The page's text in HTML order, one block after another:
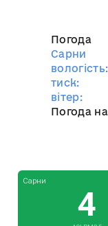
Погода
Сарни
вологість:
тиск:
вітер:
Погода